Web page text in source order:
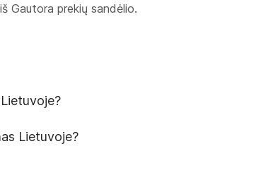
Gautora prekių sandėlio.
Lietuvoje?